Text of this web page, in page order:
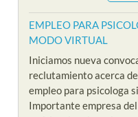
EMPLEO PARA
MODO VIRTUAL
Iniciamos nueva
reclutamiento acerca
empleo para psicologa
Importante empresa